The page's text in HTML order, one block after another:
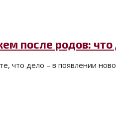
после родов: что
что дело – в появлении